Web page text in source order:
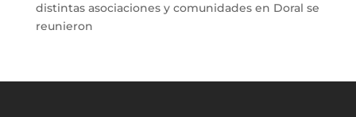
distintas asociaciones y comunidades en Doral se
reunieron